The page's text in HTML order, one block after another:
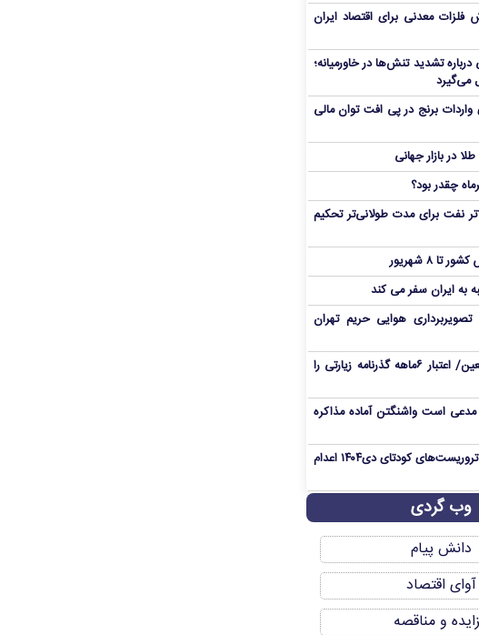
فلزات معدنی برای اقتصاد ایران
تشدید تنش‌ها در خاورمیانه؛
می‌گیرد
واردات برنج در پی افت توان مالی
در بازار جهانی
چقدر بود؟
نفت برای مدت طولانی‌تر تحکیم
۸ شهریور
به ایران سفر می کند
هوایی حریم تهران
شرط مهم سفر اربعین/ اعتبار ۶ماهه گذرنامه زیارتی را
مدعی است واشنگتن آماده مذاکره
«مهدی خانکی» از تروریست‌های کودتای دی۱۴۰۴ اعدام
وب گردی
دانش پیام
آوای اقتصاد
و مناقصه